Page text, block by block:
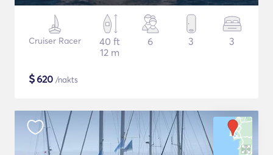
Cruiser Racer
40 ft
12 m
6 3 3
$620 /nakts